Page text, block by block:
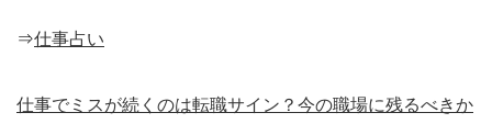
⇒仕事占い
仕事でミスが続くのは転職サイン？今の職場に残るべきか